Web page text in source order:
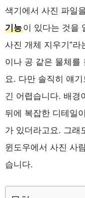
색기에서 사진 파일
기능이 있다는 것을
사진 개체 지우기”
이나 공 같은 물체를
요. 다만 솔직히 얘
긴 어렵습니다. 배경
뒤에 복잡한 디테일
가 있더라고요. 그래
윈도우에서 사진 사
습니다.